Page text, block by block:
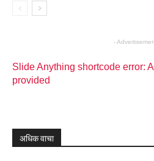
-
Slide Anything shortcode error:
provided
अधिक वाचा